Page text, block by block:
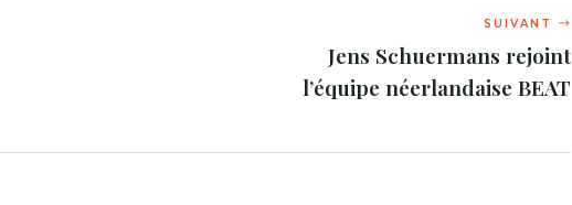
Jens Schuermans rejoint
l’équipe néerlandaise BEAT